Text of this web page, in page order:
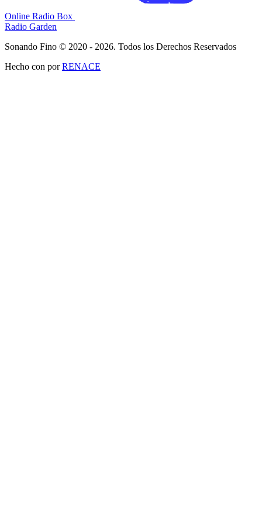
Online Radio Box
Radio Garden
Sonando Fino © 2020 - 2026. Todos los Derechos Reservados
Hecho con porRENACE